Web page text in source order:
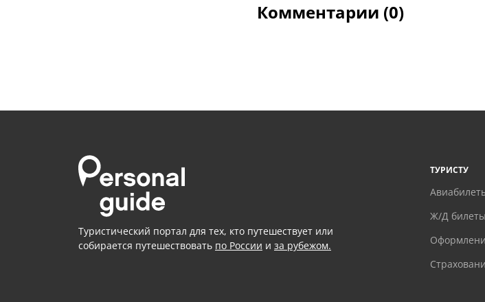
Комментарии (0)
Туристический портал для тех, кто путешествует или
собирается путешествовать по России и за рубежом.
ТУРИСТУ
Ж/Д билеты